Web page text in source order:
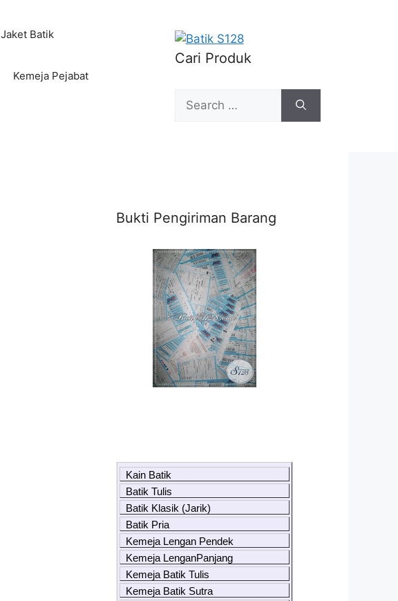
Jaket Batik
Kemeja Pejabat
Cari Produk
Search
for:
Bukti Pengiriman Barang
Kain Batik
Batik Tulis
Batik Klasik (Jarik)
Batik Pria
Kemeja Lengan Pendek
Kemeja LenganPanjang
Kemeja Batik Tulis
Kemeja Batik Sutra